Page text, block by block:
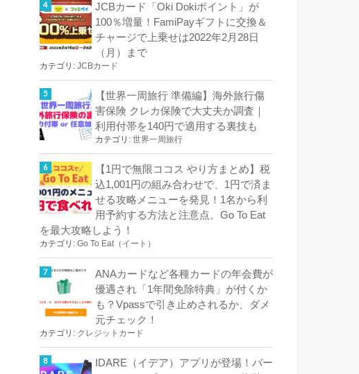
JCBカード「Oki Dokiポイント」が
100％増量！FamiPayギフトに交換＆
チャージで上乗せは2022年2月28日
（月）まで
カテゴリ: JCBカード
【世界一周旅行 準備編】海外旅行傷
害保険 クレカ保険で大丈夫か調査｜
利用付帯を140円で適用する裏技も
カテゴリ: 世界一周旅行
【1円で無限ココス やり方まとめ】税
込1,001円の組み合わせで、1円で済ま
せる攻略メニューを発見！1名から利
用予約する方法と注意点。Go To Eat
を最大攻略しよう！
カテゴリ: Go To Eat（イート）
ANAカードなど各種カードの年会費が
優遇され「1年間免除特典」が付くか
も？Vpassで引き止めされるか、ダメ
元チェック！
カテゴリ: クレジットカード
IDARE（イデア）アプリが登場！バー